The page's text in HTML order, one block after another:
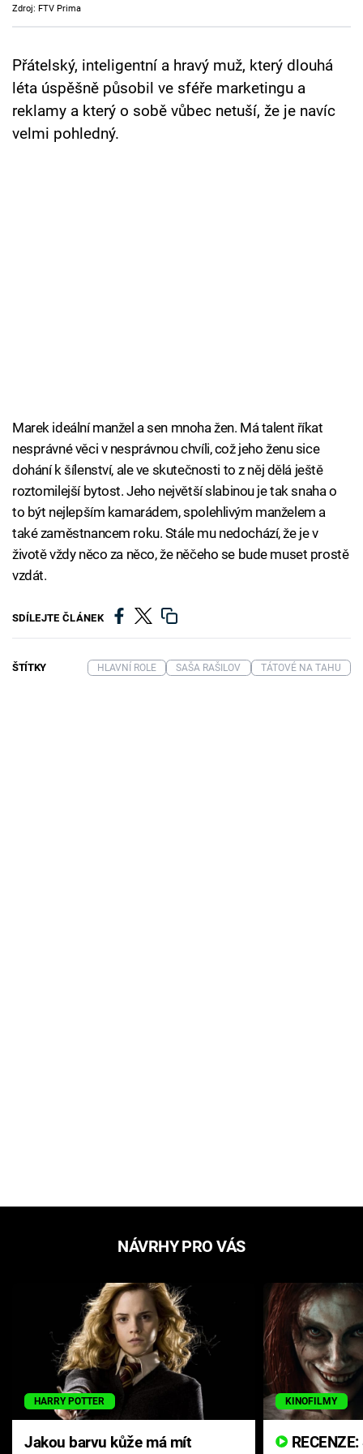
Cool Esport
Pořady
TV Program
Sledujte prima+
Zdroj: FTV Prima
Přátelský, inteligentní a hravý muž, který dlouhá
léta úspěšně působil ve sféře marketingu a
reklamy a který o sobě vůbec netuší, že je navíc
velmi pohledný.
Marek ideální manžel a sen mnoha žen. Má talent říkat
nesprávné věci v nesprávnou chvíli, což jeho ženu sice
dohání k šílenství, ale ve skutečnosti to z něj dělá ještě
roztomilejší bytost. Jeho největší slabinou je tak snaha o
to být nejlepším kamarádem, spolehlivým manželem a
také zaměstnancem roku. Stále mu nedochází, že je v
životě vždy něco za něco, že něčeho se bude muset prostě
vzdát.
SDÍLEJTE ČLÁNEK
ŠTÍTKY HLAVNÍ ROLE SAŠA RAŠILOV TÁTOVÉ NA TAHU
NÁVRHY PRO VÁS
HARRY POTTER
Jakou barvu kůže má mít
KINOFILMY